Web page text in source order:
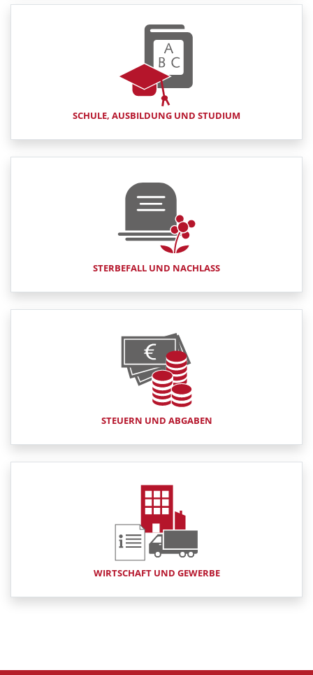
SCHULE, AUSBILDUNG UND STUDIUM
STERBEFALL UND NACHLASS
STEUERN UND ABGABEN
WIRTSCHAFT UND GEWERBE